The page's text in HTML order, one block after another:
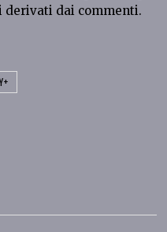
derivati dai commenti.